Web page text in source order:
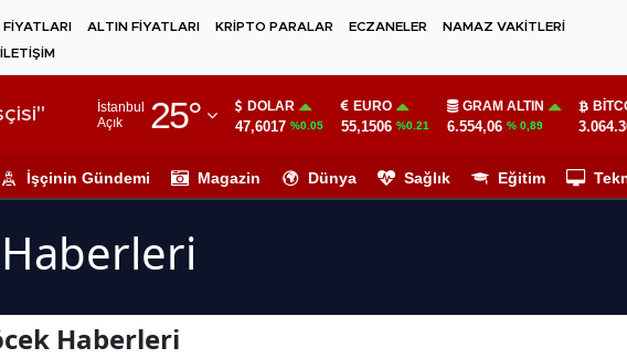
ALTIN FİYATLARI KRİPTO PARALAR ECZANELER
NAMAZ VAKİTLERİ
İLETİŞİM
İstanbul
Açık
25°
Adıyaman
Ağrı
Amasya
Antalya
DOLAR
47,6017 %0.05
EURO
55,1506 %0.21
GRAM ALTIN
6.554,06 % 0,89
İşçinin Gündemi Magazin Dünya Sağlık Eğitim
Haberleri